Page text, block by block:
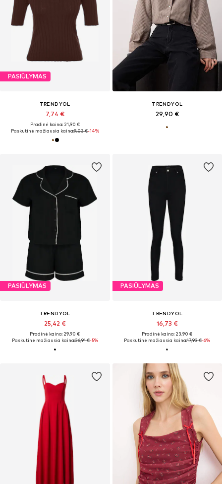
PASIŪLYMAS
TRENDYOL
7,74 €
Pradinė kaina: 21,90 €
Paskutinė mažiausia kaina:9,03 €-14%
TRENDYOL
29,90 €
PASIŪLYMAS
TRENDYOL
25,42 €
Pradinė kaina: 29,90 €
Paskutinė mažiausia kaina:26,91 €-5%
PASIŪLYMAS
TRENDYOL
16,73 €
Pradinė kaina: 23,90 €
Paskutinė mažiausia kaina:17,93 €-6%